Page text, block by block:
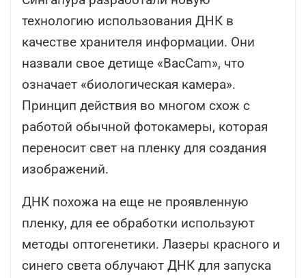
технологию использования ДНК в
качестве хранителя информации. Они
назвали свое детище «BacCam», что
означает «биологическая камера».
Принцип действия во многом схож с
работой обычной фотокамеры, которая
переносит свет на пленку для создания
изображений.
ДНК похожа на еще не проявленную
пленку, для ее обработки используют
методы оптогенетики. Лазеры красного и
синего света облучают ДНК для запуска